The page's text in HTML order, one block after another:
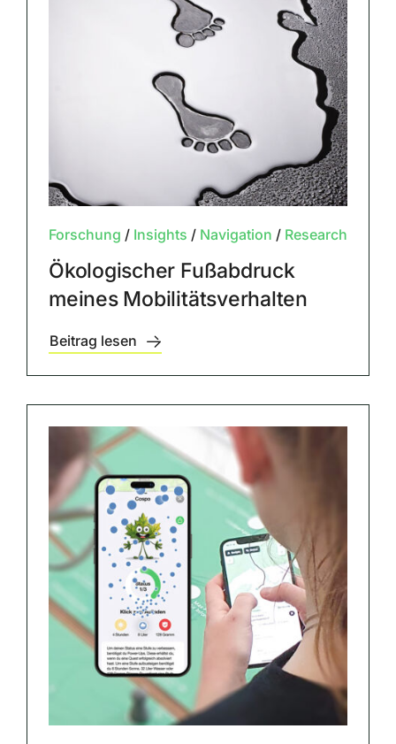
Forschung / Insights / Navigation / Research
Ökologischer Fußabdruck
meines Mobilitätsverhalten
Beitrag lesen